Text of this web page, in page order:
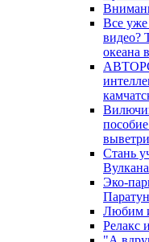
Все
видео?
океана
Стань
Эко-
Любим
Релакс